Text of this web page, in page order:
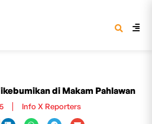
di Makam Pahlawan
Info X Reporters